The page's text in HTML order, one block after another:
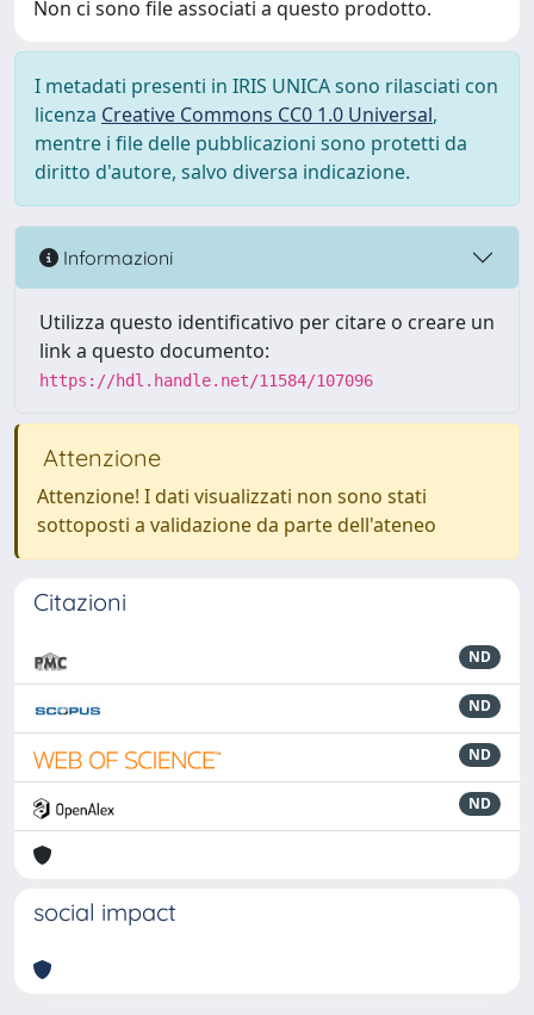
Non ci sono file associati a questo prodotto.
I metadati presenti in IRIS UNICA sono rilasciati con
licenza Creative Commons CC0 1.0 Universal,
mentre i file delle pubblicazioni sono protetti da
diritto d'autore, salvo diversa indicazione.
Informazioni
Utilizza questo identificativo per citare o creare un
link a questo documento:
https://hdl.handle.net/11584/107096
Attenzione
Attenzione! I dati visualizzati non sono stati
sottoposti a validazione da parte dell'ateneo
Citazioni
ND
ND
ND
ND
social impact